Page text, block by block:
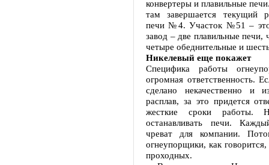
конвертеры и плавильные
там завершается текущий
печи №4. Участок №51 –
завод – две плавильные печи,
четыре обеднительные и
Никелевый еще покажет
Специфика работы
огромная ответственность.
сделано некачественно и
расплав, за это придется
жесткие сроки работы.
останавливать печи.
чреват для компании.
огнеупорщики, как
проходных.